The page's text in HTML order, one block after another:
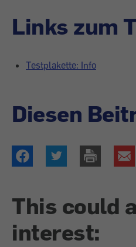
Links zum
Testplakette: Info
Diesen
This could
interest: